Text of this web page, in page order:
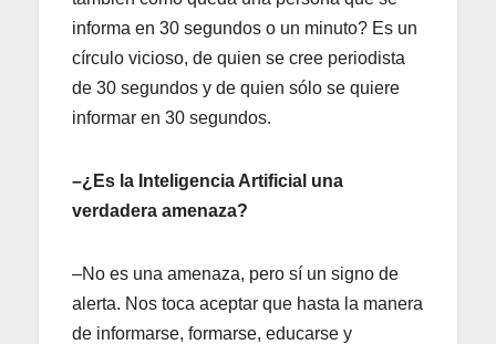
informa en 30 segundos o un minuto? Es un
círculo vicioso, de quien se cree periodista
de 30 segundos y de quien sólo se quiere
informar en 30 segundos.
–¿Es la Inteligencia Artificial una
verdadera amenaza?
–No es una amenaza, pero sí un signo de
alerta. Nos toca aceptar que hasta la manera
de informarse, formarse, educarse y